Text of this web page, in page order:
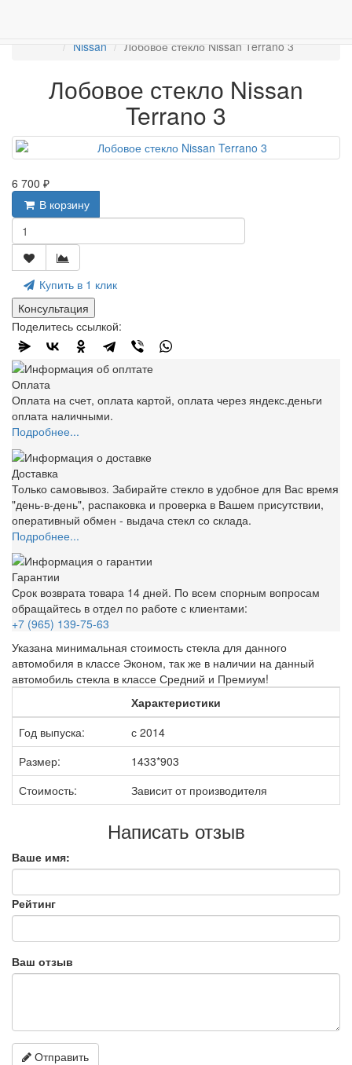
Nissan
Лобовое стекло Nissan Terrano 3
Лобовое стекло Nissan
Terrano 3
6 700 ₽
В корзину
Купить в 1 клик
Консультация
Поделитесь ссылкой:
Оплата
Оплата на счет, оплата картой, оплата через яндекс.деньги
оплата наличными.
Подробнее...
Доставка
Только самовывоз. Забирайте стекло в удобное для Вас время
"день-в-день", распаковка и проверка в Вашем присутствии,
оперативный обмен - выдача стекл со склада.
Подробнее...
Гарантии
Срок возврата товара 14 дней. По всем спорным вопросам
обращайтесь в отдел по работе с клиентами:
+7 (965) 139-75-63
Указана минимальная стоимость стекла для данного
автомобиля в классе Эконом, так же в наличии на данный
автомобиль стекла в классе Средний и Премиум!
Характеристики
Год выпуска:
с 2014
Размер:
1433*903
Стоимость:
Зависит от производителя
Написать отзыв
Ваше имя:
Рейтинг
Ваш отзыв
Отправить